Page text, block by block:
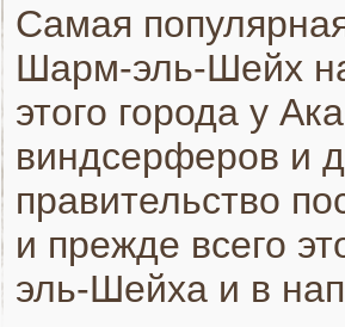
Самая
Шарм-эль-Шейх
этого города у
виндсерферов и
правительство
и прежде всего
эль-Шейха и в